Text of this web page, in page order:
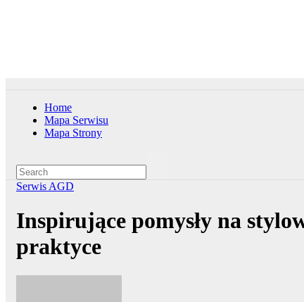
Home
Mapa Serwisu
Mapa Strony
Serwis AGD
Inspirujące pomysły na
praktyce